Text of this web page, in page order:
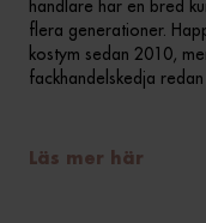
handlare har en bred
flera generationer.
kostym sedan 2010,
fackhandelskedja
Läs mer här